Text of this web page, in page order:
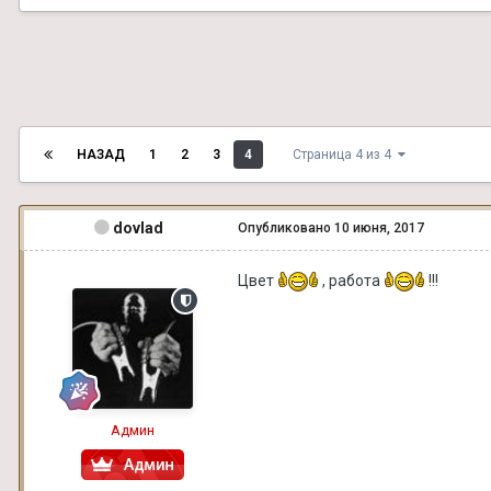
НАЗАД 1 2 3 4 Страница 4 из 4
dovlad
Админ
Опубликовано 10 июня, 2017
Цвет , работа !!!